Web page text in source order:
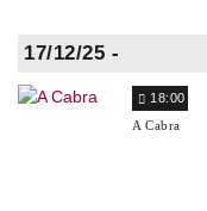
17/12/25 -
18:00
A Cabra